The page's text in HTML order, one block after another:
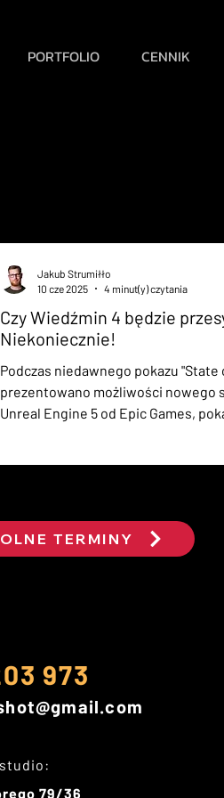
PORTFOLIO CENNIK
Czy Wiedźmin 4 będzie
Niekoniecznie!
Podczas niedawnego pokazu "State
prezentowano możliwości nowego
Unreal Engine 5 od Epic Games,
Jakub Strumiłło
10 cze 2025
4 minut(y) czytania
TERMINY
973
79/36